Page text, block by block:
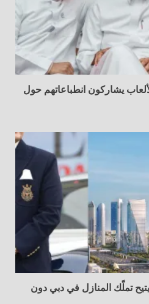
يشاركون انطباعاتهم حول
تملّك المنازل في دبي دون